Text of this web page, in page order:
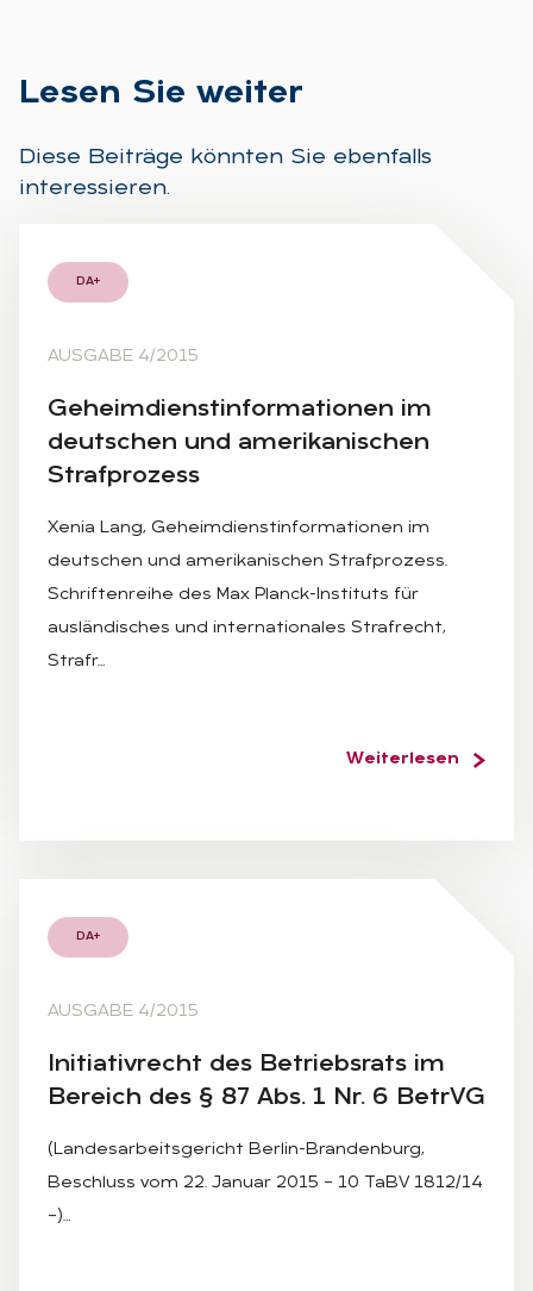
Le­sen Sie wei­ter
Diese Beiträge könnten Sie ebenfalls
interessieren.
DA+
AUSGABE 4/2015
Ge­heim­dienst­in­for­ma­tio­nen im
deut­schen und ame­ri­ka­ni­schen
Straf­pro­zess
Xenia Lang, Geheimdienstinformationen im
deutschen und amerikanischen Strafprozess.
Schriftenreihe des Max Planck-Instituts für
ausländisches und internationales Strafrecht,
Strafr…
Weiterlesen
DA+
AUSGABE 4/2015
In­itia­tiv­recht des Be­triebs­rats im
Be­reich des § 87 Abs. 1 Nr. 6 Be­trVG
(Landesarbeitsgericht Berlin-Brandenburg,
Beschluss vom 22. Januar 2015 – 10 TaBV 1812/14
–)…